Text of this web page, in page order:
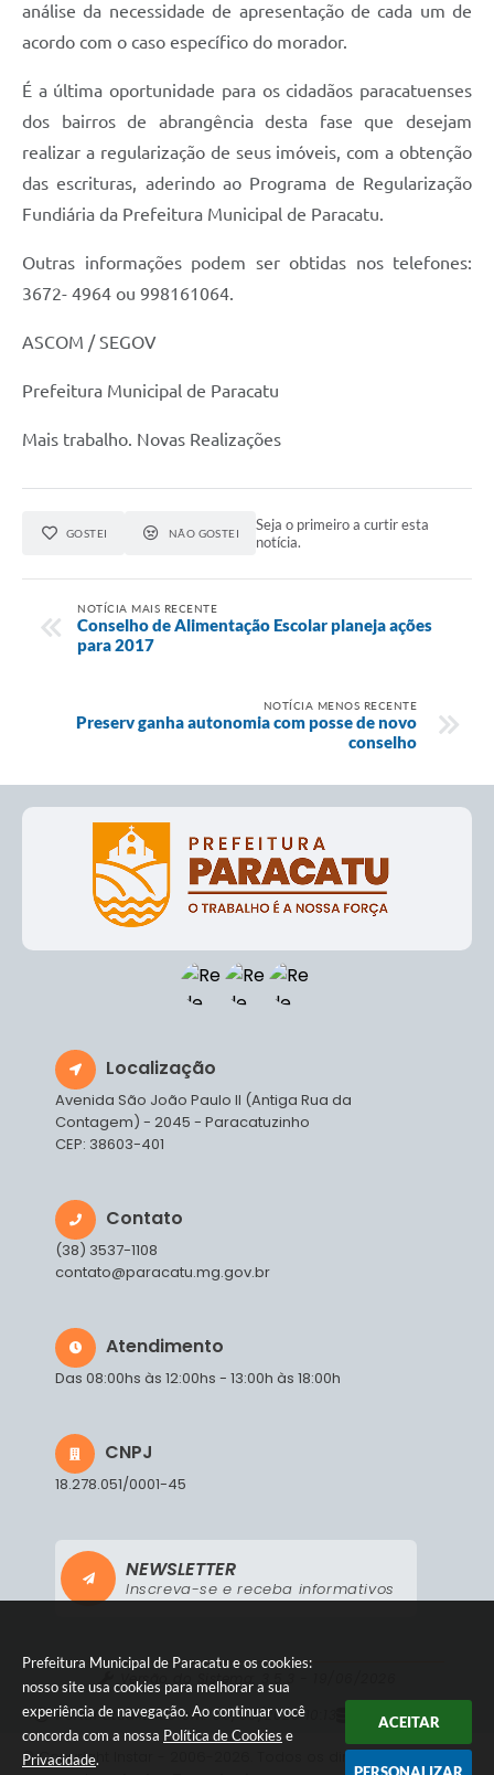
Prefeitura Municipal de Paracatu e os cookies:
nosso site usa cookies para melhorar a sua
experiência de navegação. Ao continuar você
concorda com a nossa Política de Cookies e
Privacidade.
ACEITAR
análise da necessidade de apresentação de cada um de
acordo com o caso específico do morador.
É a última oportunidade para os cidadãos paracatuenses
dos bairros de abrangência desta fase que desejam
realizar a regularização de seus imóveis, com a obtenção
das escrituras, aderindo ao Programa de Regularização
Fundiária da Prefeitura Municipal de Paracatu.
Outras informações podem ser obtidas nos telefones:
3672- 4964 ou 998161064.
ASCOM / SEGOV
Prefeitura Municipal de Paracatu
Mais trabalho. Novas Realizações
GOSTEI NÃO GOSTEI
Seja o primeiro a curtir esta
notícia.
NOTÍCIA MAIS RECENTE
Conselho de Alimentação Escolar planeja ações
para 2017
NOTÍCIA MENOS RECENTE
Preserv ganha autonomia com posse de novo
conselho
Localização
Avenida São João Paulo II (Antiga Rua da
Contagem) - 2045 - Paracatuzinho
CEP: 38603-401
Contato
(38) 3537-1108
contato@paracatu.mg.gov.br
Atendimento
Das 08:00hs às 12:00hs - 13:00h às 18:00h
CNPJ
18.278.051/0001-45
NEWSLETTER
Inscreva-se e receba informativos
Versão do Sistema:
Portal atualizado em:06/08/2026 10:13 Dados Abertos
© Copyright Instar - 2006-2026. Todos os direitos